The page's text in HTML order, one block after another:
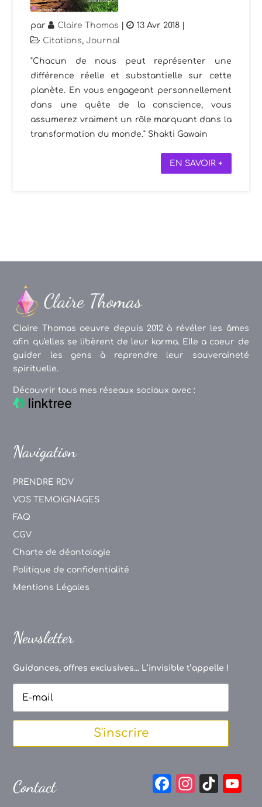
par Claire Thomas | 13 Avr 2018 |
Citations,Journal
"Chacun de nous peut représenter une
différence réelle et substantielle sur cette
planète. En vous engageant personnellement
dans une quête de la conscience, vous
assumerez vraiment un rôle marquant dans la
transformation du monde." Shakti Gawain
EN SAVOIR +
Claire Thomas oeuvre depuis 2012 à révéler les âmes
afin qu'elles se libèrent de leur karma. Elle a coeur de
guider les gens à reprendre leur souveraineté
spirituelle.
Découvrir tous mes réseaux sociaux avec :
Navigation
PRENDRE RDV
VOS TEMOIGNAGES
FAQ
CGV
Charte de déontologie
Politique de confidentialité
Mentions Légales
Newsletter
Guidances, offres exclusives... L’invisible t’appelle !
S'inscrire
Contact
F
In Ti